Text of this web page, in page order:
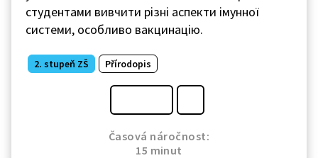
студентами вивчити різні аспекти імунної
системи, особливо вакцинацію.
2. stupeň ZŠ Přírodopis
Časová náročnost:
15 minut